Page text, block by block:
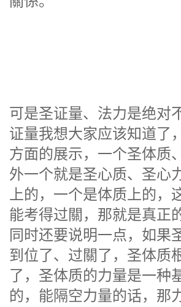
可是圣证量、法力是绝对
证量我想大家应该知道了
方面的展示，一个圣体质
外一个就是圣心质、圣心
上的，一个是体质上的，
能考得过關，那就是真正
同时还要说明一点，如果
到位了、过關了，圣体质
了，圣体质的力量是一种
的，能隔空力量的话，那